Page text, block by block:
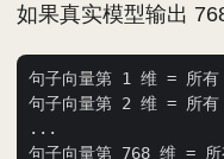
如果真实模型输出
句子向量第 1 维 = 所
句子向量第 2 维 = 所
...